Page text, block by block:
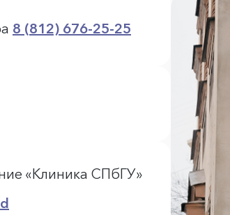
8 (812) 676-25-25
«Клиника СПбГУ»